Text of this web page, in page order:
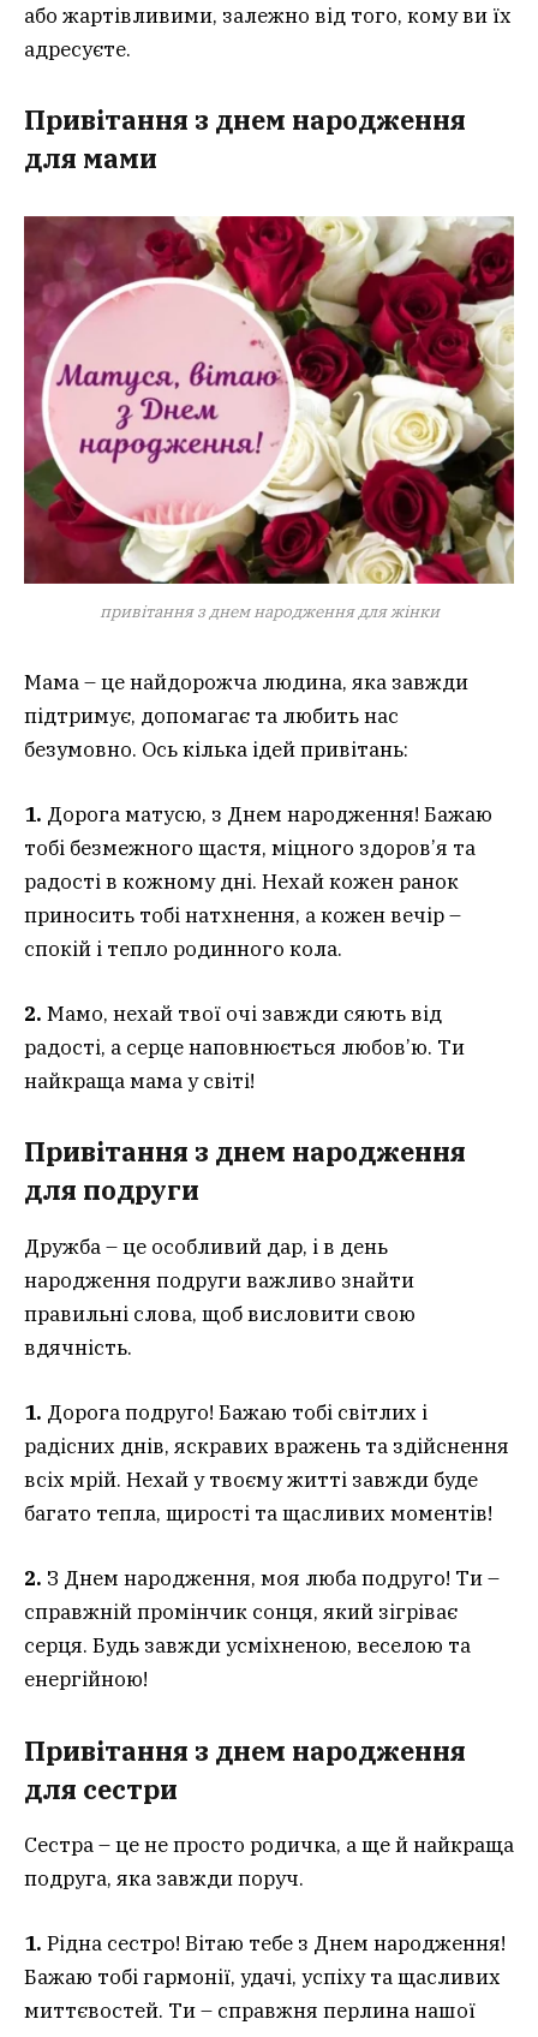
або жартівливими, залежно від того, кому ви їх
адресуєте.
Привітання з днем народження
для мами
привітання з днем народження для жінки
Мама – це найдорожча людина, яка завжди
підтримує, допомагає та любить нас
безумовно. Ось кілька ідей привітань:
1. Дорога матусю, з Днем народження! Бажаю
тобі безмежного щастя, міцного здоров’я та
радості в кожному дні. Нехай кожен ранок
приносить тобі натхнення, а кожен вечір –
спокій і тепло родинного кола.
2. Мамо, нехай твої очі завжди сяють від
радості, а серце наповнюється любов’ю. Ти
найкраща мама у світі!
Привітання з днем народження
для подруги
Дружба – це особливий дар, і в день
народження подруги важливо знайти
правильні слова, щоб висловити свою
вдячність.
1. Дорога подруго! Бажаю тобі світлих і
радісних днів, яскравих вражень та здійснення
всіх мрій. Нехай у твоєму житті завжди буде
багато тепла, щирості та щасливих моментів!
2. З Днем народження, моя люба подруго! Ти –
справжній промінчик сонця, який зігріває
серця. Будь завжди усміхненою, веселою та
енергійною!
Привітання з днем народження
для сестри
Сестра – це не просто родичка, а ще й найкраща
подруга, яка завжди поруч.
1. Рідна сестро! Вітаю тебе з Днем народження!
Бажаю тобі гармонії, удачі, успіху та щасливих
миттєвостей. Ти – справжня перлина нашої